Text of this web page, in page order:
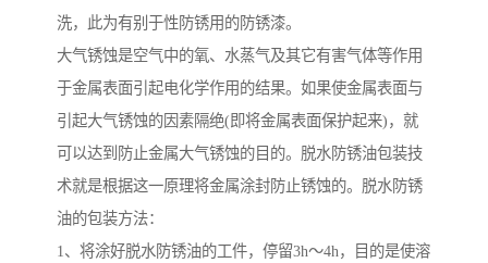
洗，此为有别于性防锈用的防锈漆。
大气锈蚀是空气中的氧、水蒸气及其它有害气体等作用
于金属表面引起电化学作用的结果。如果使金属表面与
引起大气锈蚀的因素隔绝(即将金属表面保护起来)，就
可以达到防止金属大气锈蚀的目的。脱水防锈油包装技
术就是根据这一原理将金属涂封防止锈蚀的。脱水防锈
油的包装方法：
1、将涂好脱水防锈油的工件，停留3h～4h，目的是使溶